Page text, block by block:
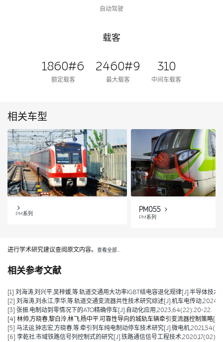
自动驾驶
载客
1860#6
额定载客
2460#9
最大载客
310
中间车载客
相关车型
PM系列 PM055
PM系列
进行学术研究建议查阅原文内容。 查看全部…
相关参考文献
[1] 刘海涛,刘兴平,吴梓媛,等.轨道交通用大功率IGBT结电容退化规律[J].半导体技
[2] 刘海涛,刘永江,李华,等.轨道交通变流器共性技术研究综述[J].机车电传动
[3] 张振.电制动到零情况下的ATO精确停车[J].自动化应用,2023,64(22):20-22.
[4] 林帅,方晓春,黎白泠,林飞,杨中平.可靠性导向的城轨车辆牵引变流器控制策略
[5] 马法运,钟志宏,方晓春,等.牵引列车纯电制动停车技术研究[J].微电机
[6] 李乾社.市域铁路信号列控制式的研究[J].铁路通信信号工程技术